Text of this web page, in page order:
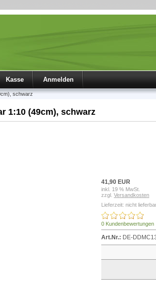
Kasse Anmelden
schwarz
1:10 (49cm), schwarz
41,90 EUR
inkl. 19 % MwSt.
zzgl. Versandkosten
Lieferzeit: nicht
0 Kundenbewertungen
Art.Nr.: DE-